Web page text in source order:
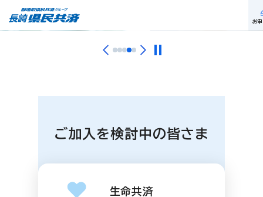
お
ご加入を検討中の皆さま
生命共済